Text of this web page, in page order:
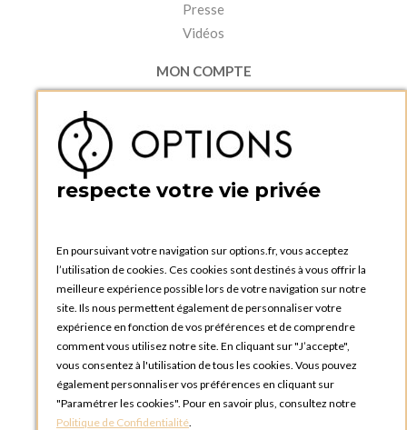
Presse
Vidéos
MON COMPTE
Accéder à mon compte
Créer un compte
PRATIQUE
Catalogues et bons de commande
Tutoriels
OPTIONS LUXEMBOURG
13 rue Paul Rischard
5324 Contern
respecte votre vie privée
En poursuivant votre navigation sur options.fr, vous acceptez
l’utilisation de cookies. Ces cookies sont destinés à vous offrir la
meilleure expérience possible lors de votre navigation sur notre
site. Ils nous permettent également de personnaliser votre
expérience en fonction de vos préférences et de comprendre
comment vous utilisez notre site. En cliquant sur "J’accepte",
vous consentez à l'utilisation de tous les cookies. Vous pouvez
également personnaliser vos préférences en cliquant sur
"Paramétrer les cookies". Pour en savoir plus, consultez notre
Politique de Confidentialité.